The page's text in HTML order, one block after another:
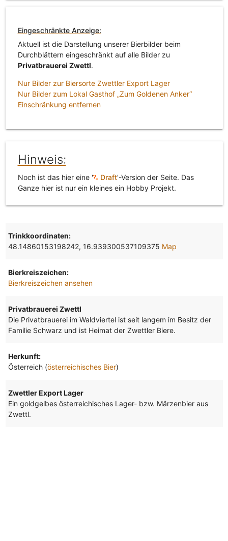
Eingeschränkte Anzeige:
Aktuell ist die Darstellung unserer Bierbilder beim
Durchblättern eingeschränkt auf alle Bilder zu
Privatbrauerei Zwettl.
Nur Bilder zur Biersorte Zwettler Export Lager
Nur Bilder zum Lokal Gasthof „Zum Goldenen Anker“
Einschränkung entfernen
Hinweis:
Noch ist das hier eine ' Draft'-Version der Seite. Das
Ganze hier ist nur ein kleines ein Hobby Projekt.
Trinkkoordinaten:
48.14860153198242, 16.939300537109375 Map
Bierkreiszeichen:
Bierkreiszeichen ansehen
Privatbrauerei Zwettl
Die Privatbrauerei im Waldviertel ist seit langem im Besitz der
Familie Schwarz und ist Heimat der Zwettler Biere.
Herkunft:
Österreich (österreichisches Bier)
Zwettler Export Lager
Ein goldgelbes österreichisches Lager- bzw. Märzenbier aus
Zwettl.